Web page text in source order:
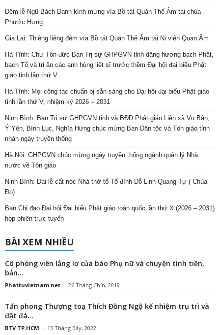
Đêm lễ Ngũ Bách Danh kính mừng vía Bồ tát Quán Thế Âm tại chùa
Phước Hưng
Gia Lai: Thiêng liêng đêm vía Bồ tát Quán Thế Âm tại Ni viện Quan Âm
Hà Tĩnh: Chư Tôn đức Ban Trị sự GHPGVN tỉnh dâng hương bạch Phật,
bạch Tổ và tri ân các anh hùng liệt sĩ trước thềm Đại hội đại biểu Phật
giáo tỉnh lần thứ V
Hà Tĩnh: Mọi công tác chuẩn bị sẵn sàng cho Đại hội đại biểu Phật giáo
tỉnh lần thứ V, nhiệm kỳ 2026 – 2031
Ninh Bình: Ban Trị sự GHPGVN tỉnh và BĐD Phật giáo Liên xã Vụ Bản,
Ý Yên, Bình Lục, Nghĩa Hưng chúc mừng Ban Dân tộc và Tôn giáo tỉnh
nhân ngày truyền thống
Hà Nội: GHPGVN chúc mừng ngày truyền thống ngành quản lý Nhà
nước về Tôn giáo
Ninh Bình: Đại lễ cất nóc Nhà thờ tổ Tổ đình Đỗ Linh Quang Tự ( Chùa
Đọ)
Ban Chỉ đạo Đại hội Đại biểu Phật giáo toàn quốc lần thứ X (2026 – 2031)
họp phiên trực tuyến
BÀI XEM NHIỀU
Cô phóng viên lẳng lơ của báo Phụ nữ và chuyện tình tiền,
bản...
Phattuvietnam.net - 26 Tháng Chín, 2019
Tấn phong Thượng toạ Thích Đồng Ngộ kế nhiệm trụ trì và
đặt đá...
BTV TP.HCM - 13 Tháng Bảy, 2022